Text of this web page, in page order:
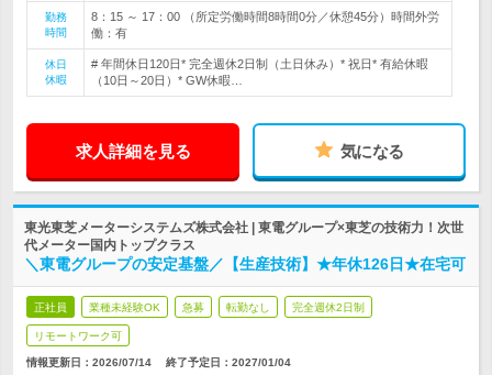
勤務
時間
8：15 ～ 17：00 （所定労働時間8時間0分／休憩45分）時間外労
働：有
休日
休暇
# 年間休日120日* 完全週休2日制（土日休み）* 祝日* 有給休暇
（10日～20日）* GW休暇…
求人詳細を見る 気になる
東光東芝メーターシステムズ株式会社 | 東電グループ×東芝の技術力！次世
代メーター国内トップクラス
＼東電グループの安定基盤／【生産技術】★年休126日★在宅可
正社員 業種未経験OK 急募 転勤なし 完全週休2日制
リモートワーク可
情報更新日：2026/07/14 終了予定日： 2027/01/04